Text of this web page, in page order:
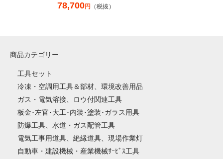
78,700円 （税抜）
商品カテゴリー
工具セット
冷凍・空調用工具＆部材、環境改善用品
ガス・電気溶接、ロウ付関連工具
板金･左官･大工･内装･塗装･ガラス用具
防爆工具、水道・ガス配管工具
電気工事用道具、絶縁道具、現場作業灯
自動車・建設機械・産業機械ｻｰﾋﾞｽ工具